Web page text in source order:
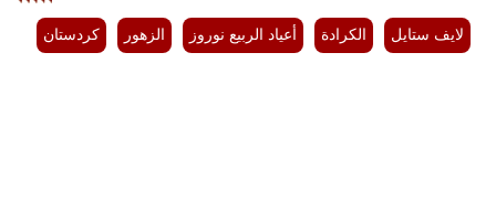
لايف ستايل الكرادة أعياد الربيع نوروز الزهور كردستان